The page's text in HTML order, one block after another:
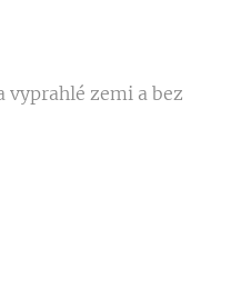
vyprahlé zemi a bez